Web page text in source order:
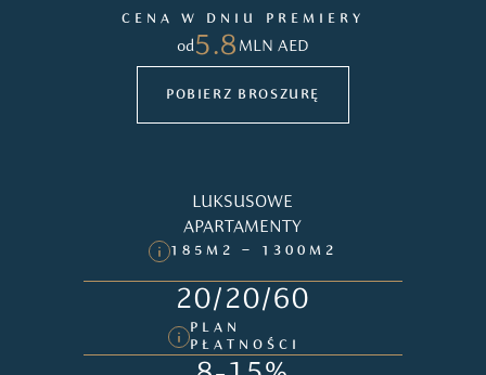
CENA W DNIU PREMIERY
od5.8 MLN AED
POBIERZ BROSZURĘ
LUKSUSOWE
APARTAMENTY
185M2 – 1300M2
20/20/60
PLAN
PŁATNOŚCI